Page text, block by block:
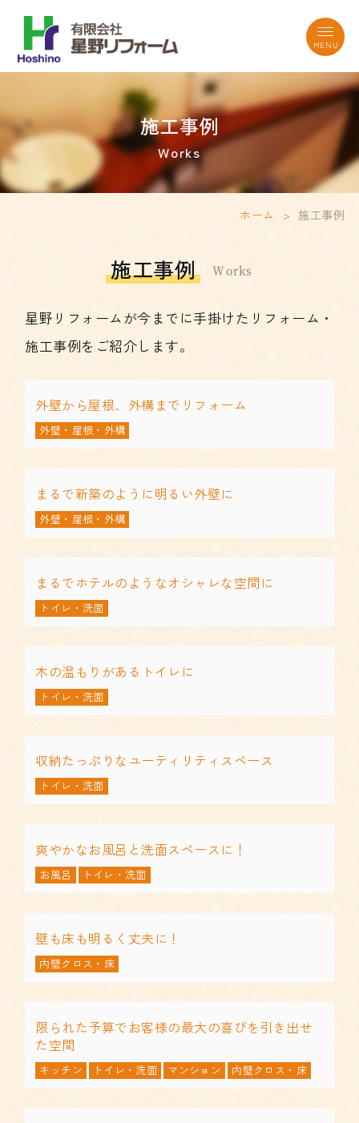
施工事例
Works
ホーム > 施工事例
施工事例 Works
星野リフォームが今までに手掛けたリフォーム・
施工事例をご紹介します。
外壁から屋根、外構までリフォーム
外壁・屋根・外構
まるで新築のように明るい外壁に
外壁・屋根・外構
まるでホテルのようなオシャレな空間に
トイレ・洗面
木の温もりがあるトイレに
トイレ・洗面
収納たっぷりなユーティリティスペース
トイレ・洗面
爽やかなお風呂と洗面スペースに！
お風呂 トイレ・洗面
壁も床も明るく丈夫に！
内壁クロス・床
限られた予算でお客様の最大の喜びを引き出せ
た空間
キッチン トイレ・洗面 マンション 内壁クロス・床